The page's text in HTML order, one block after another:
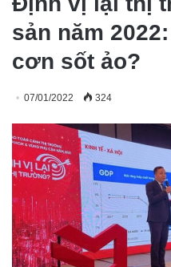
sản năm
cơn sốt ảo?
07/01/2022 324